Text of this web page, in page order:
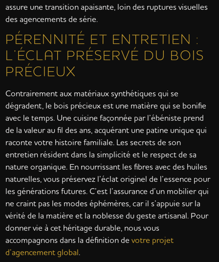
assure une transition apaisante, loin des ruptures visuelles
des agencements de série.
PÉRENNITÉ ET ENTRETIEN :
L’ÉCLAT PRÉSERVÉ DU BOIS
PRÉCIEUX
Contrairement aux matériaux synthétiques qui se
dégradent, le bois précieux est une matière qui se bonifie
avec le temps. Une cuisine façonnée par l’ébéniste prend
de la valeur au fil des ans, acquérant une patine unique qui
raconte votre histoire familiale. Les secrets de son
entretien résident dans la simplicité et le respect de sa
nature organique. En nourrissant les fibres avec des huiles
naturelles, vous préservez l’éclat originel de l’essence pour
les générations futures. C’est l’assurance d’un mobilier qui
ne craint pas les modes éphémères, car il s’appuie sur la
vérité de la matière et la noblesse du geste artisanal. Pour
donner vie à cet héritage durable, nous vous
accompagnons dans la définition devotre projet
d’agencement global.